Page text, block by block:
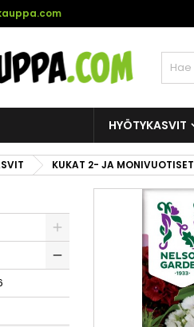
HYÖTYKASVIT
KUKAT 2- JA MONIVUOTISET